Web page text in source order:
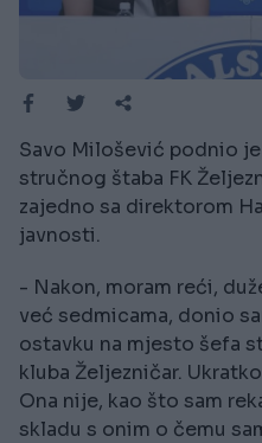
Savo Milošević podnio
stručnog štaba FK
zajedno sa direktorom
javnosti.
- Nakon, moram reći,
već sedmicama, donio
ostavku na mjesto šefa
kluba Željezničar.
Ona nije, kao što sam
skladu s onim o čemu